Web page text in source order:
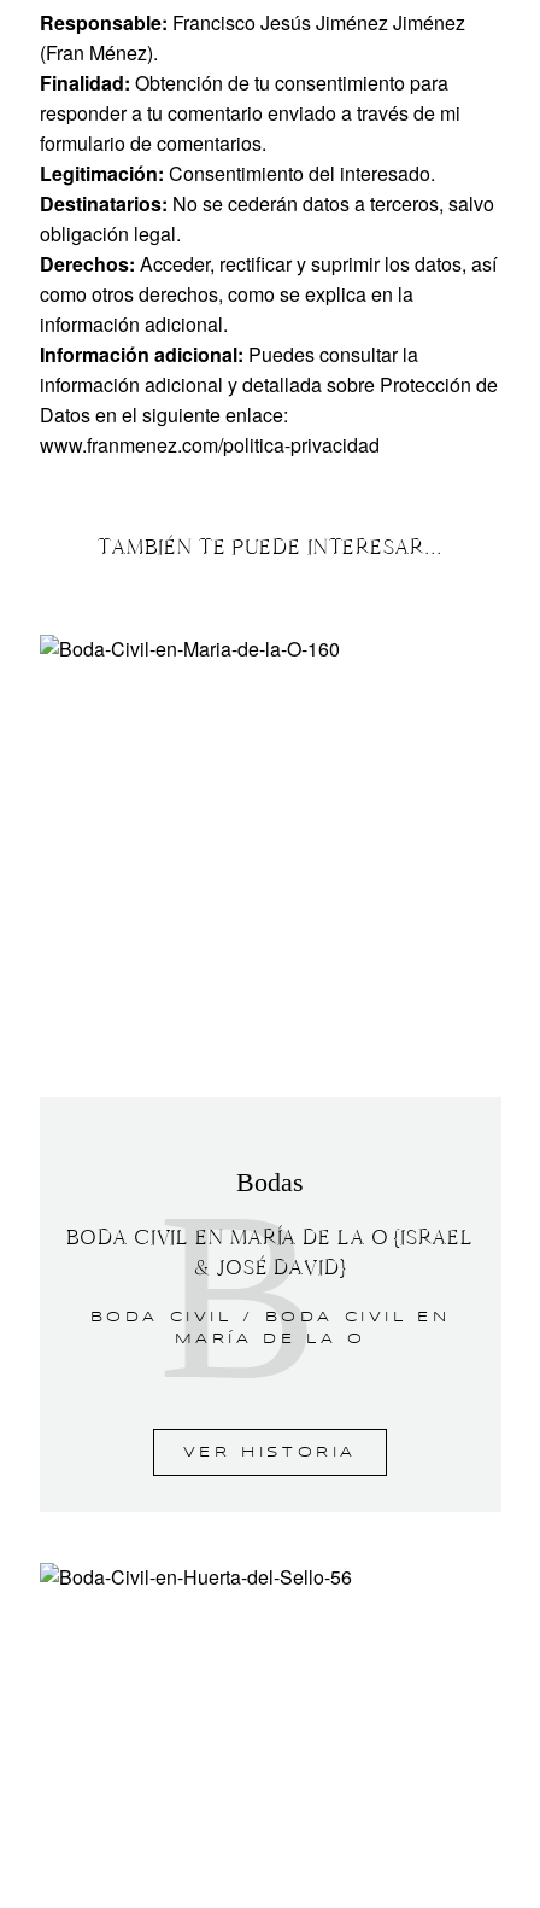
Responsable: Francisco Jesús Jiménez Jiménez
(Fran Ménez).
Finalidad: Obtención de tu consentimiento para
responder a tu comentario enviado a través de mi
formulario de comentarios.
Legitimación: Consentimiento del interesado.
Destinatarios: No se cederán datos a terceros, salvo
obligación legal.
Derechos: Acceder, rectificar y suprimir los datos, así
como otros derechos, como se explica en la
información adicional.
Información adicional: Puedes consultar la
información adicional y detallada sobre Protección de
Datos en el siguiente enlace:
www.franmenez.com/politica-privacidad
TAMBIÉN TE PUEDE INTERESAR...
B
Bodas
BODA CIVIL EN MARÍA DE LA O {ISRAEL
& JOSÉ DAVID}
BODA CIVIL /
BODA CIVIL EN
MARÍA DE LA O
VER HISTORIA